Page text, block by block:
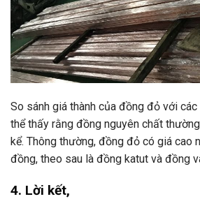
So sánh giá thành của đồng đỏ với
thể thấy rằng đồng nguyên chất
kể. Thông thường, đồng đỏ có giá cao
đồng, theo sau là đồng katut và đồng
4. Lời kết,